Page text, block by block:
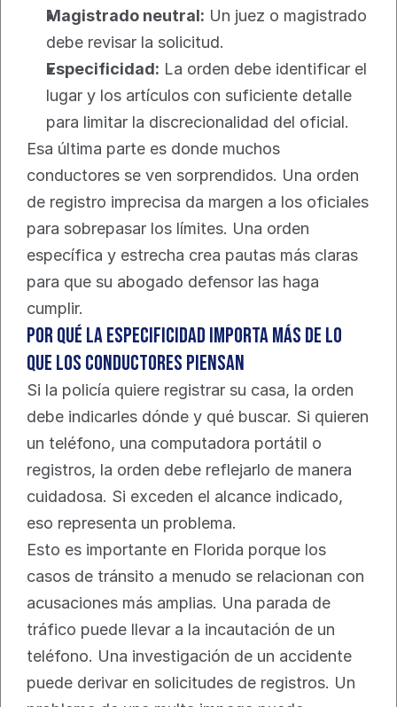
Magistrado neutral: Un juez o magistrado
debe revisar la solicitud.
Especificidad: La orden debe identificar el
lugar y los artículos con suficiente detalle
para limitar la discrecionalidad del oficial.
Esa última parte es donde muchos
conductores se ven sorprendidos. Una orden
de registro imprecisa da margen a los oficiales
para sobrepasar los límites. Una orden
específica y estrecha crea pautas más claras
para que su abogado defensor las haga
cumplir.
Por qué la especificidad importa más de lo
que los conductores piensan
Si la policía quiere registrar su casa, la orden
debe indicarles dónde y qué buscar. Si quieren
un teléfono, una computadora portátil o
registros, la orden debe reflejarlo de manera
cuidadosa. Si exceden el alcance indicado,
eso representa un problema.
Esto es importante en Florida porque los
casos de tránsito a menudo se relacionan con
acusaciones más amplias. Una parada de
tráfico puede llevar a la incautación de un
teléfono. Una investigación de un accidente
puede derivar en solicitudes de registros. Un